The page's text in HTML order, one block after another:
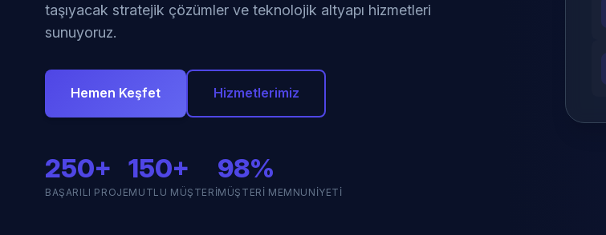
taşıyacak stratejik çözümler ve teknolojik altyapı hizmetleri
sunuyoruz.
Hemen Keşfet Hizmetlerimiz
250+
BAŞARILI PROJE
150+
MUTLU MÜŞTERI
98%
MÜŞTERI MEMNUNIYETI